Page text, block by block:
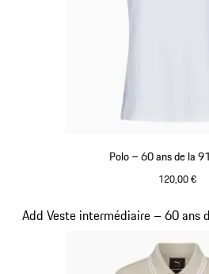
Polo – 60 ans de la
120,00 €
Add Veste intermédiaire – 60 ans
Diapositive 17 sur 20